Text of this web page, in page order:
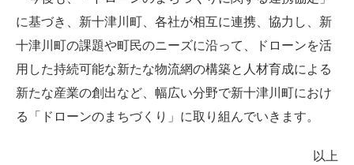
に基づき、新十津川町、各社が相互に連携、協力し、新
十津川町の課題や町民のニーズに沿って、ドローンを活
用した持続可能な新たな物流網の構築と人材育成による
新たな産業の創出など、幅広い分野で新十津川町におけ
る「ドローンのまちづくり」に取り組んでいきます。
以上